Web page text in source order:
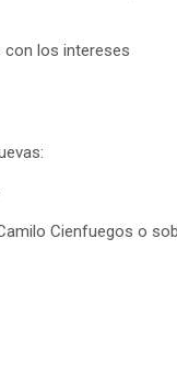
con los intereses
Cienfuegos o